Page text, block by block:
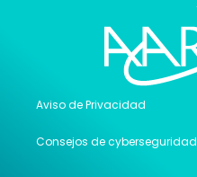
Aviso de Privacidad
Consejos de cyberseguridad